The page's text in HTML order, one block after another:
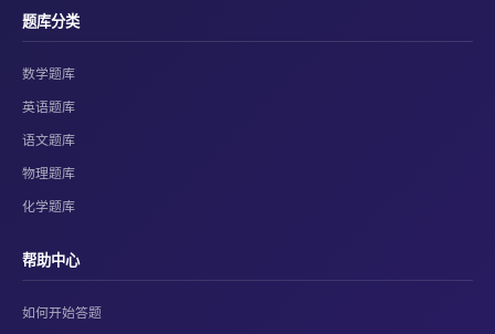
题库分类
数学题库
英语题库
语文题库
物理题库
化学题库
帮助中心
如何开始答题